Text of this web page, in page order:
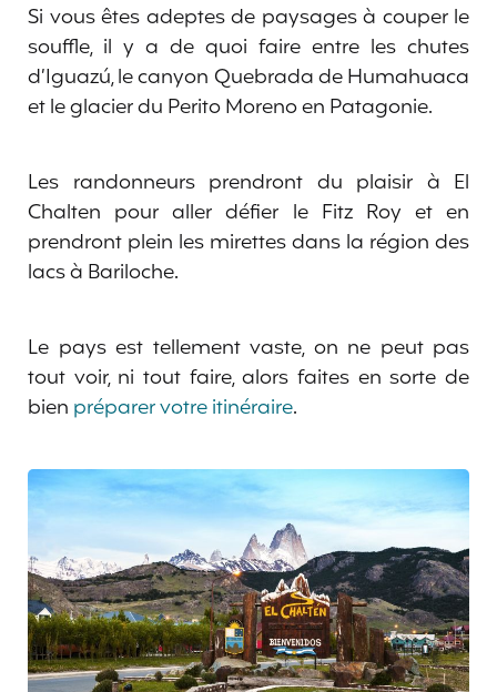
Si vous êtes adeptes de paysages à couper le
souffle, il y a de quoi faire entre les chutes
d’Iguazú, le canyon Quebrada de Humahuaca
et le glacier du Perito Moreno en Patagonie.
Les randonneurs prendront du plaisir à El
Chalten pour aller défier le Fitz Roy et en
prendront plein les mirettes dans la région des
lacs à Bariloche.
Le pays est tellement vaste, on ne peut pas
tout voir, ni tout faire, alors faites en sorte de
bien préparer votre itinéraire.